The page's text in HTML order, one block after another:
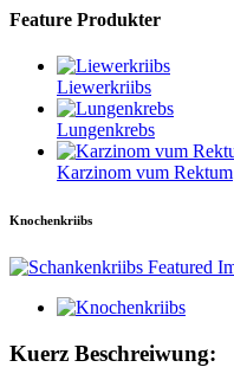
Feature Produkter
Liewerkriibs
Lungenkrebs
Karzinom vum Rektum
Knochenkriibs
Kuerz Beschreiwung: